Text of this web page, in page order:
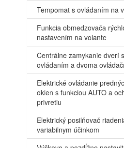
Tempomat s ovládaním na
Funkcia obmedzovača
nastavením na volante
Centrálne zamykanie dverí
ovládaním a dvoma
Elektrické ovládanie
okien s funkciou AUTO a
privretiu
Elektrický posilňovač
variabilnym účinkom